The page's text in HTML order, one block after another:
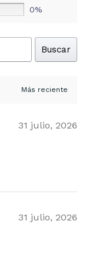
0%
Buscar
31 julio, 2026
31 julio, 2026